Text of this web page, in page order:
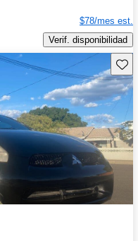
$78/mes est.
Verif. disponibilidad